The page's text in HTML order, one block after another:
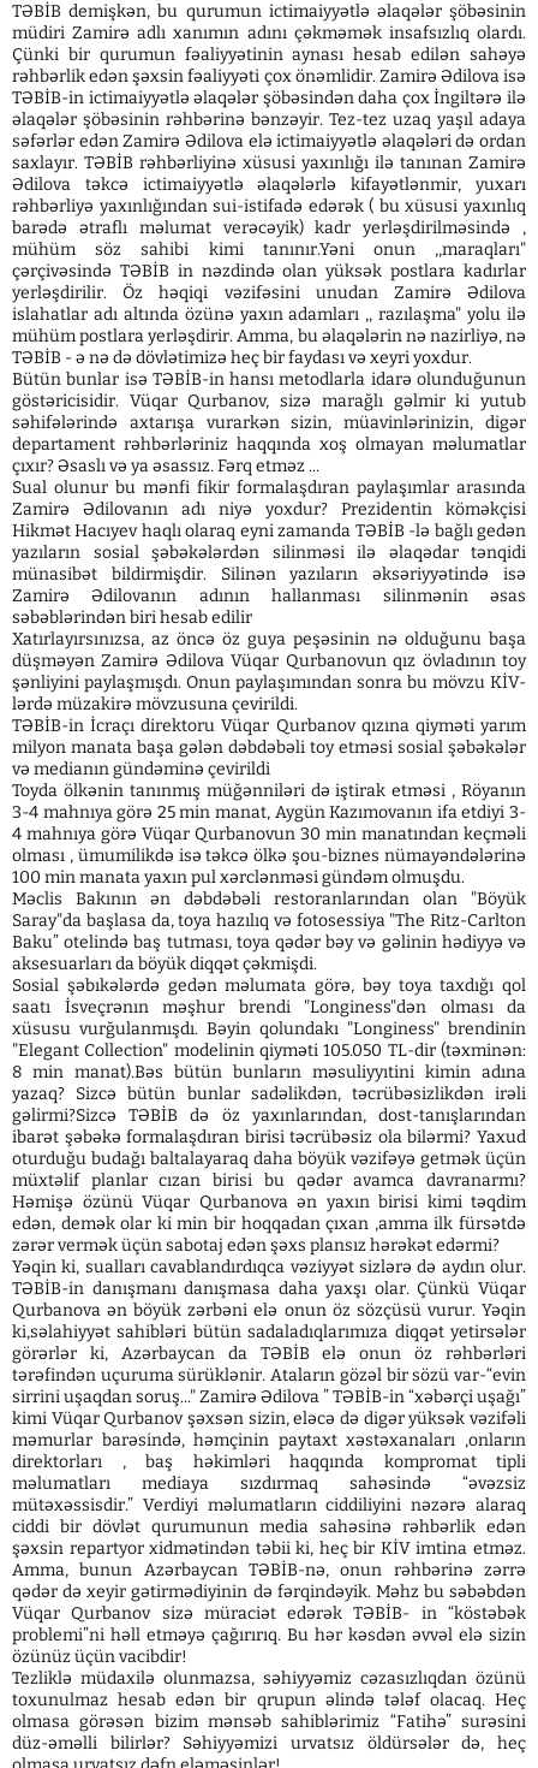
TƏBİB demişkən, bu qurumun ictimaiyyətlə əlaqələr şöbəsinin
müdiri Zamirə adlı xanımın adını çəkməmək insafsızlıq olardı.
Çünki bir qurumun fəaliyyətinin aynası hesab edilən sahəyə
rəhbərlik edən şəxsin fəaliyyəti çox önəmlidir. Zamirə Ədilova isə
TƏBİB-in ictimaiyyətlə əlaqələr şöbəsindən daha çox İngiltərə ilə
əlaqələr şöbəsinin rəhbərinə bənzəyir. Tez-tez uzaq yaşıl adaya
səfərlər edən Zamirə Ədilova elə ictimaiyyətlə əlaqələri də ordan
saxlayır. TƏBİB rəhbərliyinə xüsusi yaxınlığı ilə tanınan Zamirə
Ədilova təkcə ictimaiyyətlə əlaqələrlə kifayətlənmir, yuxarı
rəhbərliyə yaxınlığından sui-istifadə edərək ( bu xüsusi yaxınlıq
barədə ətraflı məlumat verəcəyik) kadr yerləşdirilməsində ,
mühüm söz sahibi kimi tanınır.Yəni onun ,,maraqları"
çərçivəsində TƏBİB in nəzdində olan yüksək postlara kadırlar
yerləşdirilir. Öz həqiqi vəzifəsini unudan Zamirə Ədilova
islahatlar adı altında özünə yaxın adamları ,, razılaşma" yolu ilə
mühüm postlara yerləşdirir. Amma, bu əlaqələrin nə nazirliyə, nə
TƏBİB - ə nə də dövlətimizə heç bir faydası və xeyri yoxdur.
Bütün bunlar isə TƏBİB-in hansı metodlarla idarə olunduğunun
göstəricisidir. Vüqar Qurbanov, sizə marağlı gəlmir ki yutub
səhifələrində axtarışa vurarkən sizin, müavinlərinizin, digər
departament rəhbərləriniz haqqında xoş olmayan məlumatlar
çıxır? Əsaslı və ya əsassız. Fərq etməz ...
Sual olunur bu mənfi fikir formalaşdıran paylaşımlar arasında
Zamirə Ədilovanın adı niyə yoxdur? Prezidentin köməkçisi
Hikmət Hacıyev haqlı olaraq eyni zamanda TƏBİB -lə bağlı gedən
yazıların sosial şəbəkələrdən silinməsi ilə əlaqədar tənqidi
münasibət bildirmişdir. Silinən yazıların əksəriyyətində isə
Zamirə Ədilovanın adının hallanması silinmənin əsas
səbəblərindən biri hesab edilir
Xatırlayırsınızsa, az öncə öz guya peşəsinin nə olduğunu başa
düşməyən Zamirə Ədilova Vüqar Qurbanovun qız övladının toy
şənliyini paylaşmışdı. Onun paylaşımından sonra bu mövzu KİV-
lərdə müzakirə mövzusuna çevirildi.
TƏBİB-in İcraçı direktoru Vüqar Qurbanov qızına qiyməti yarım
milyon manata başa gələn dəbdəbəli toy etməsi sosial şəbəkələr
və medianın gündəminə çevirildi
Toyda ölkənin tanınmış müğənniləri də iştirak etməsi , Röyanın
3-4 mahnıya görə 25 min manat, Aygün Kazımovanın ifa etdiyi 3-
4 mahnıya görə Vüqar Qurbanovun 30 min manatından keçməli
olması , ümumilikdə isə təkcə ölkə şou-biznes nümayəndələrinə
100 min manata yaxın pul xərclənməsi gündəm olmuşdu.
Məclis Bakının ən dəbdəbəli restoranlarından olan "Böyük
Saray"da başlasa da, toya hazılıq və fotosessiya "The Ritz-Carlton
Baku” otelində baş tutması, toya qədər bəy və gəlinin hədiyyə və
aksesuarları da böyük diqqət çəkmişdi.
Sosial şəbıkələrdə gedən məlumata görə, bəy toya taxdığı qol
saatı İsveçrənın məşhur brendi "Longiness"dən olması da
xüsusu vurğulanmışdı. Bəyin qolundakı "Longiness" brendinin
"Elegant Collection" modelinin qiyməti 105.050 TL-dir (təxminən:
8 min manat).Bəs bütün bunların məsuliyyıtini kimin adına
yazaq? Sizcə bütün bunlar sadəlikdən, təcrübəsizlikdən irəli
gəlirmi?Sizcə TƏBİB də öz yaxınlarından, dost-tanışlarından
ibarət şəbəkə formalaşdıran birisi təcrübəsiz ola bilərmi? Yaxud
oturduğu budağı baltalayaraq daha böyük vəzifəyə getmək üçün
müxtəlif planlar cızan birisi bu qədər avamca davranarmı?
Həmişə özünü Vüqar Qurbanova ən yaxın birisi kimi təqdim
edən, demək olar ki min bir hoqqadan çıxan ,amma ilk fürsətdə
zərər vermək üçün sabotaj edən şəxs plansız hərəkət edərmi?
Yəqin ki, sualları cavablandırdıqca vəziyyət sizlərə də aydın olur.
TƏBİB-in danışmanı danışmasa daha yaxşı olar. Çünkü Vüqar
Qurbanova ən böyük zərbəni elə onun öz sözçüsü vurur. Yəqin
ki,səlahiyyət sahibləri bütün sadaladıqlarımıza diqqət yetirsələr
görərlər ki, Azərbaycan da TƏBİB elə onun öz rəhbərləri
tərəfindən uçuruma sürüklənir. Ataların gözəl bir sözü var-“evin
sirrini uşaqdan soruş..." Zamirə Ədilova ” TƏBİB-in “xəbərçi uşağı”
kimi Vüqar Qurbanov şəxsən sizin, eləcə də digər yüksək vəzifəli
məmurlar barəsində, həmçinin paytaxt xəstəxanaları ,onların
direktorları , baş həkimləri haqqında kompromat tipli
məlumatları mediaya sızdırmaq sahəsində “əvəzsiz
mütəxəssisdir.” Verdiyi məlumatların ciddiliyini nəzərə alaraq
ciddi bir dövlət qurumunun media sahəsinə rəhbərlik edən
şəxsin repartyor xidmətindən təbii ki, heç bir KİV imtina etməz.
Amma, bunun Azərbaycan TƏBİB-nə, onun rəhbərinə zərrə
qədər də xeyir gətirmədiyinin də fərqindəyik. Məhz bu səbəbdən
Vüqar Qurbanov sizə müraciət edərək TƏBİB- in “köstəbək
problemi”ni həll etməyə çağırırıq. Bu hər kəsdən əvvəl elə sizin
özünüz üçün vacibdir!
Tezliklə müdaxilə olunmazsa, səhiyyəmiz cəzasızlıqdan özünü
toxunulmaz hesab edən bir qrupun əlində tələf olacaq. Heç
olmasa görəsən bizim mənsəb sahiblərimiz “Fatihə” surəsini
düz-əməlli bilirlər? Səhiyyəmizi urvatsız öldürsələr də, heç